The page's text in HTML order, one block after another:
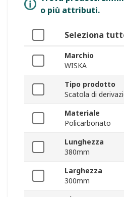
o più attributi.
Seleziona
Marchio
WISKA
Tipo prodotto
Scatola di
Materiale
Policarbonato
Lunghezza
380mm
Larghezza
300mm